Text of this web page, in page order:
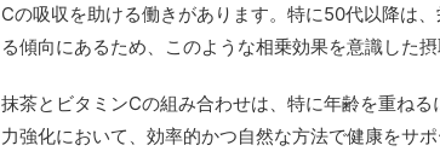
Cの吸収を助ける働きがあります。特に50代以降は
る傾向にあるため、このような相乗効果を意識した
抹茶とビタミンCの組み合わせは、特に年齢を重ね
力強化において、効率的かつ自然な方法で健康をサポ